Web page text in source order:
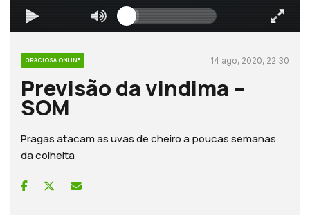
GRACIOSA ONLINE 14 ago, 2020, 22:30
Previsão da vindima –
SOM
Pragas atacam as uvas de cheiro a poucas semanas
da colheita